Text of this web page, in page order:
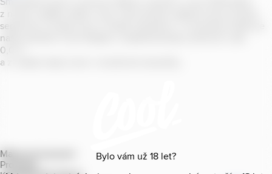
Bylo vám už 18 let?
z našich sládků
segmentu na bázi piva v České republice. V současné době se
naše portfolio Cool skládá z nealkoholických příchutí s alk.
0
a z nealko řady Cool+ s funkčními benefity.
Mapa provozoven
Produkty